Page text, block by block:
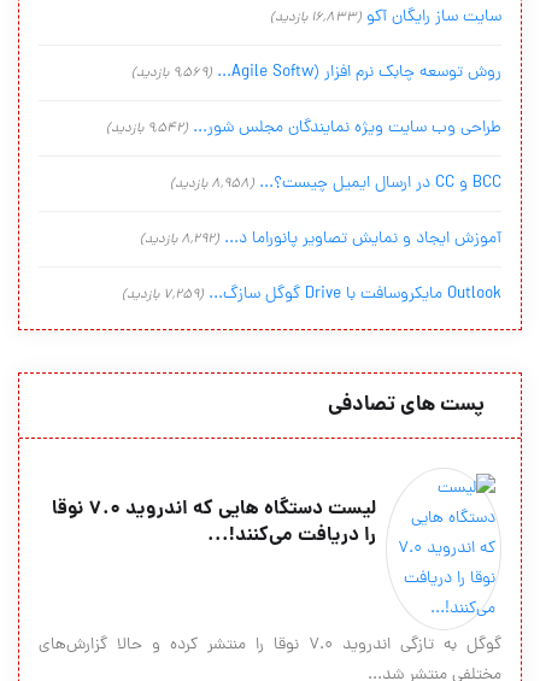
سایت ساز رایگان آکو (16,833 بازدید)
روش توسعه چابک نرم افزار (Agile Softw... (9,569 بازدید)
طراحی وب سایت ویژه نمایندگان مجلس شور... (9,542 بازدید)
BCC و CC در ارسال ایمیل چیست؟... (8,958 بازدید)
آموزش ایجاد و نمایش تصاویر پانوراما د... (8,292 بازدید)
Outlook مایکروسافت با Drive گوگل سازگ... (7,259 بازدید)
پست های تصادفی
لیست دستگاه هایی که اندروید 7.0 نوقا
را دریافت می‌کنند!...
گوگل به تازگی اندروید ۷.۰ نوقا را منتشر کرده و حالا گزارش‌های
مختلفی منتشر شد...